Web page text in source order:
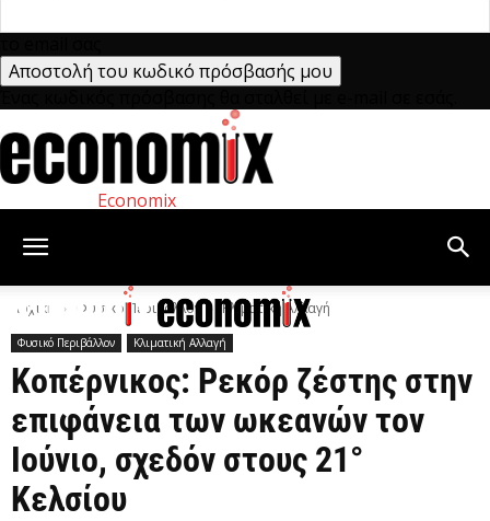
Economix
Αρχική Φυσικό Περιβάλλον Κλιματική Αλλαγή
Φυσικό Περιβάλλον Κλιματική Αλλαγή
Κοπέρνικος: Ρεκόρ ζέστης στην
επιφάνεια των ωκεανών τον
Ιούνιο, σχεδόν στους 21°
Κελσίου